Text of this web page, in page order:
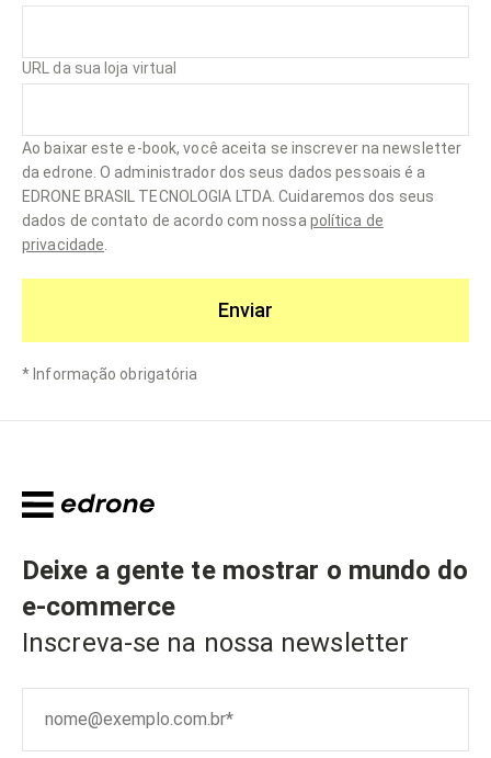
URL da sua loja virtual
Ao baixar este e-book, você aceita se inscrever na newsletter
da edrone. O administrador dos seus dados pessoais é a
EDRONE BRASIL TECNOLOGIA LTDA. Cuidaremos dos seus
dados de contato de acordo com nossa política de
privacidade
Enviar
* Informação obrigatória
Deixe a gente te mostrar o mundo do
e-commerce
Inscreva-se na nossa newsletter